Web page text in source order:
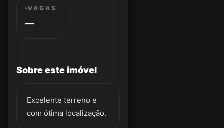
VAGAS
—
Sobre este imóvel
Excelente terreno e
com ótima localização.